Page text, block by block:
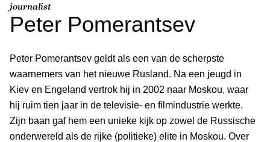
journalist
Peter Pomerantsev
Peter Pomerantsev geldt als een van de scherpste
waarnemers van het nieuwe Rusland. Na een jeugd in
Kiev en Engeland vertrok hij in 2002 naar Moskou, waar
hij ruim tien jaar in de televisie- en filmindustrie werkte.
Zijn baan gaf hem een unieke kijk op zowel de Russische
onderwereld als de rijke (politieke) elite in Moskou. Over